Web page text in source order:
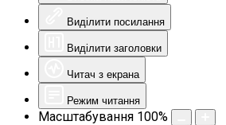
Виділити посилання
Виділити заголовки
Читач з екрана
Режим читання
Масштабування 100%